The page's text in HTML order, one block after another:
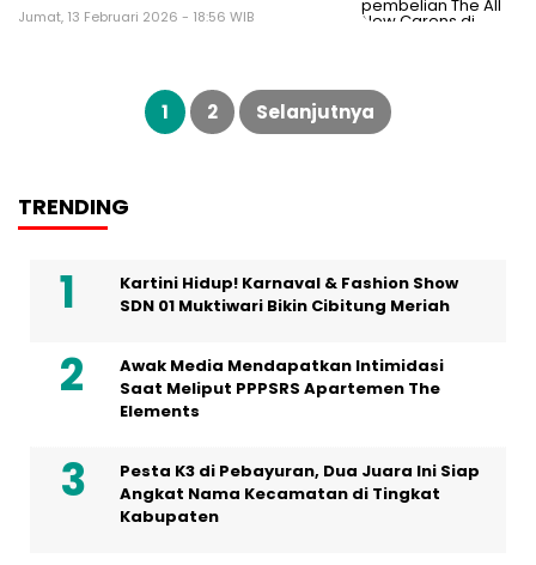
Jumat, 13 Februari 2026 - 18:56 WIB
Paginasi
1 2 Selanjutnya
TRENDING
Kartini Hidup! Karnaval & Fashion Show
SDN 01 Muktiwari Bikin Cibitung Meriah
Awak Media Mendapatkan Intimidasi
Saat Meliput PPPSRS Apartemen The
Elements
Pesta K3 di Pebayuran, Dua Juara Ini Siap
Angkat Nama Kecamatan di Tingkat
Kabupaten